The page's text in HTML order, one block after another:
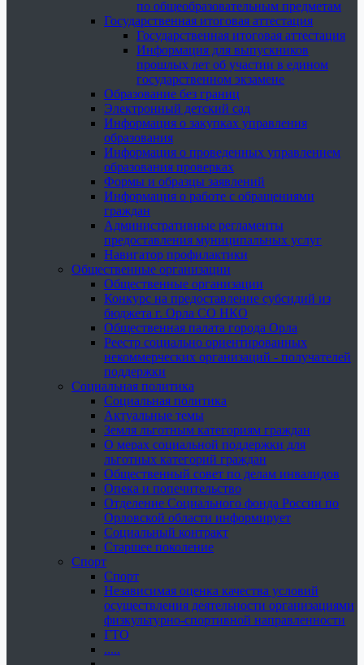
по общеобразовательным предметам
Государственная итоговая аттестация
Государственная итоговая аттестация
Информация для выпускников
прошлых лет об участии в едином
государственном экзамене
Образование без границ
Электронный детский сад
Информация о закупках управления
образования
Информация о проведенных управлением
образования проверках
Формы и образцы заявлений
Информация о работе с обращениями
граждан
Административные регламенты
предоставления муниципальных услуг
Навигатор профилактики
Общественные организации
Общественные организации
Конкурс на предоставление субсидий из
бюджета г. Орла СО НКО
Общественная палата города Орла
Реестр социально ориентированных
некоммерческих организаций - получателей
поддержки
Социальная политика
Социальная политика
Актуальные темы
Земля льготным категориям граждан
О мерах социальной поддержки для
льготных категорий граждан
Общественный совет по делам инвалидов
Опека и попечительство
Отделение Социального фонда России по
Орловской области информирует
Социальный контракт
Старшее поколение
Спорт
Спорт
Независимая оценка качества условий
осуществления деятельности организациями
физкультурно-спортивной направленности
ГТО
.....